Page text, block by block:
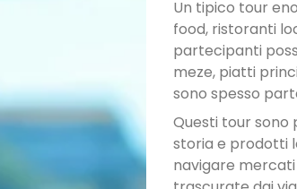
Un tipico tour
food, ristoranti
partecipanti
meze, piatti
sono spesso
Questi tour
storia e prodotti
navigare